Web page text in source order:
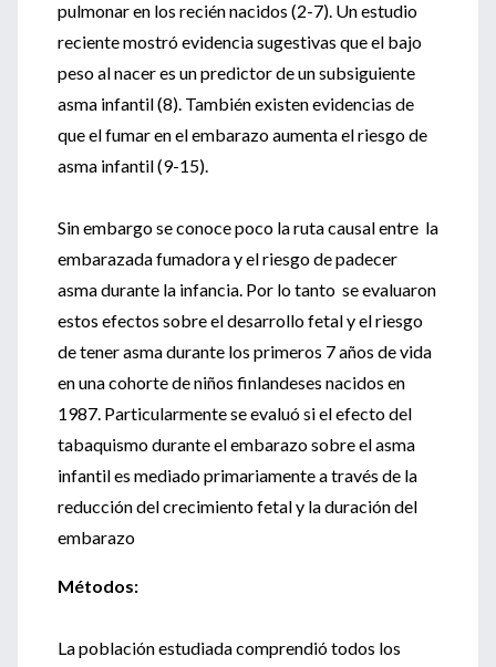
pulmonar en los recién nacidos (2-7). Un estudio
reciente mostró evidencia sugestivas que el bajo
peso al nacer es un predictor de un subsiguiente
asma infantil (8). También existen evidencias de
que el fumar en el embarazo aumenta el riesgo de
asma infantil (9-15).
Sin embargo se conoce poco la ruta causal entre la
embarazada fumadora y el riesgo de padecer
asma durante la infancia. Por lo tanto se evaluaron
estos efectos sobre el desarrollo fetal y el riesgo
de tener asma durante los primeros 7 años de vida
en una cohorte de niños finlandeses nacidos en
1987. Particularmente se evaluó si el efecto del
tabaquismo durante el embarazo sobre el asma
infantil es mediado primariamente a través de la
reducción del crecimiento fetal y la duración del
embarazo
Métodos:
La población estudiada comprendió todos los